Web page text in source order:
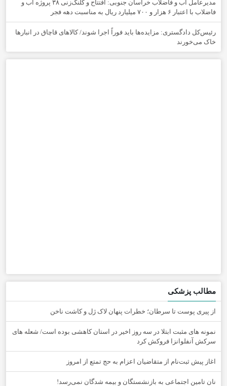
مدیرعامل آب و فاضلاب خراسان جنوبی: افتتاح و کلنگ‌زنی ۳۸ پروژه آب و
فاضلاب با اعتبار ۶ هزار و ۷۰۰ میلیارد ریال به مناسبت دهه فجر
رئیس‌کل دادگستری: مزایده‌ها باید فوراً اجرا شوند/ کالاهای قاچاق در انبارها
خاک می‌خورند
مطالب پزشکی
از پیری پوست تا سرطان؛ خطرات پنهان لاک ژل و کاشت ناخن
نمونه های مثبت ابتلا در سه روز اخیر در استان کاهشی بوده است/ شعله های
سرکش آنفلوانزا فروکش کرد
اغاز پیش ثبت‌نام از متقاضیان اعزام به حج تمتع از امروز
نان تامین اجتماعی به بازنشستگان و بیمه شدگان نمی‌رسد!